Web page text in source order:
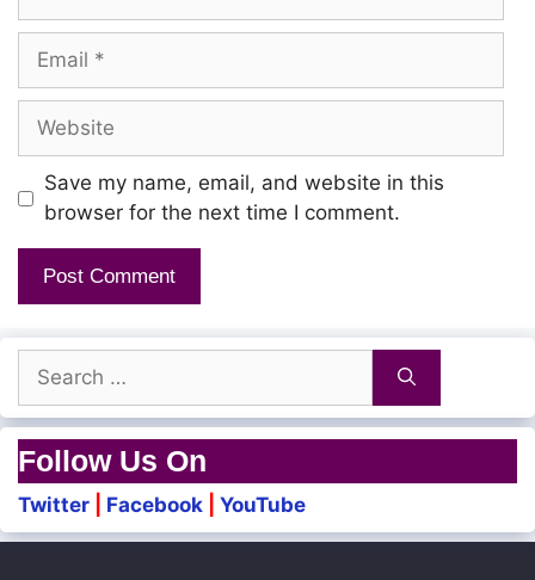
Email
Website
Save my name, email, and website in this
browser for the next time I comment.
Search
for:
Follow Us On
Twitter Facebook YouTube